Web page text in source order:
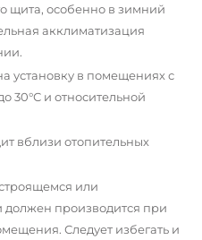
щита, особенно в зимний
акклиматизация
установку в помещениях с
30°С и относительной
вблизи отопительных
или
производится при
Следует избегать и